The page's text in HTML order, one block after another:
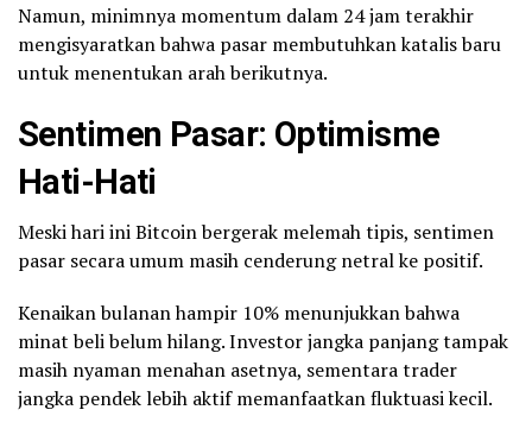
Namun, minimnya momentum dalam 24 jam terakhir
mengisyaratkan bahwa pasar membutuhkan katalis baru
untuk menentukan arah berikutnya.
Sentimen Pasar: Optimisme
Hati-Hati
Meski hari ini Bitcoin bergerak melemah tipis, sentimen
pasar secara umum masih cenderung netral ke positif.
Kenaikan bulanan hampir 10% menunjukkan bahwa
minat beli belum hilang. Investor jangka panjang tampak
masih nyaman menahan asetnya, sementara trader
jangka pendek lebih aktif memanfaatkan fluktuasi kecil.